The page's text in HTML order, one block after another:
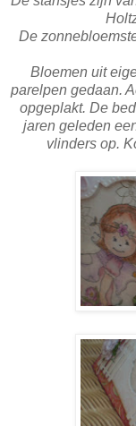
De
Bloemen uit
parelpen gedaan.
opgeplakt. De
jaren geleden
vlinders op.